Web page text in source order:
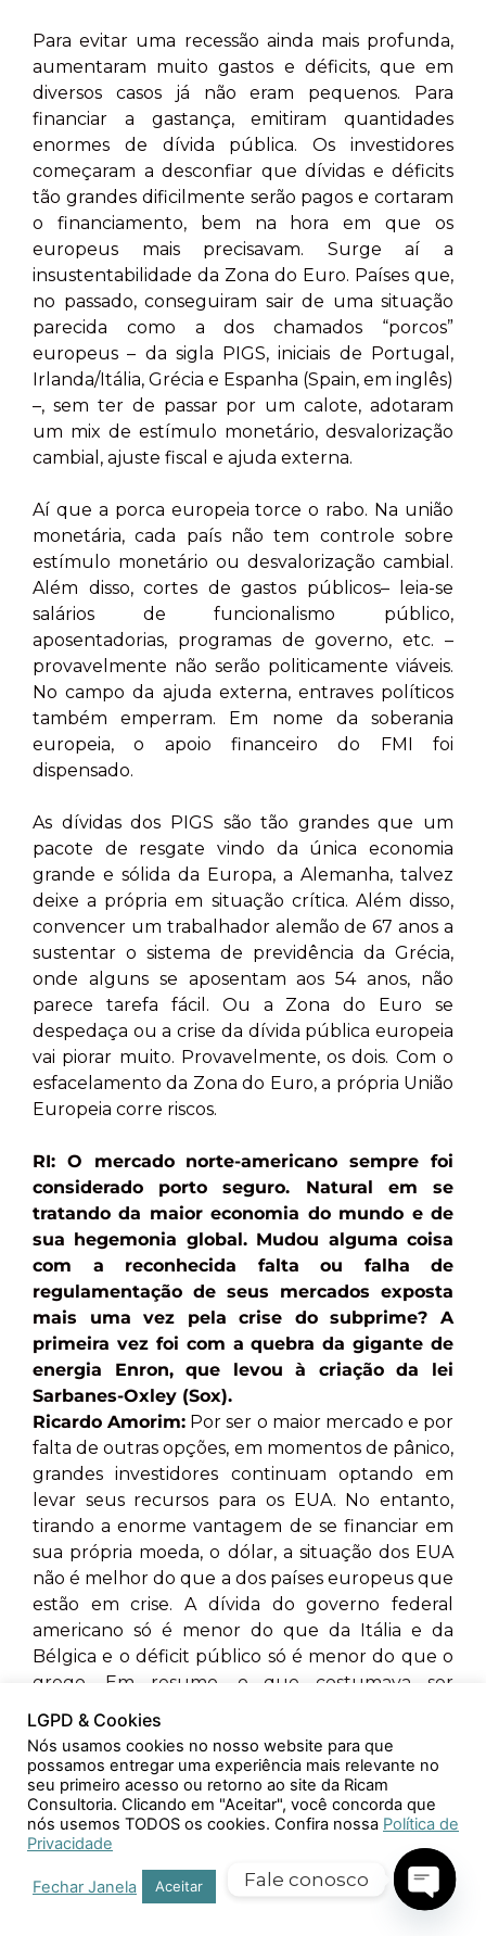
Para evitar uma recessão ainda mais profunda,
aumentaram muito gastos e déficits, que em
diversos casos já não eram pequenos. Para
financiar a gastança, emitiram quantidades
enormes de dívida pública. Os investidores
começaram a desconfiar que dívidas e déficits
tão grandes dificilmente serão pagos e cortaram
o financiamento, bem na hora em que os
europeus mais precisavam. Surge aí a
insustentabilidade da Zona do Euro. Países que,
no passado, conseguiram sair de uma situação
parecida como a dos chamados “porcos”
europeus – da sigla PIGS, iniciais de Portugal,
Irlanda/Itália, Grécia e Espanha (Spain, em inglês)
–, sem ter de passar por um calote, adotaram
um mix de estímulo monetário, desvalorização
cambial, ajuste fiscal e ajuda externa.
Aí que a porca europeia torce o rabo. Na união
monetária, cada país não tem controle sobre
estímulo monetário ou desvalorização cambial.
Além disso, cortes de gastos públicos– leia-se
salários de funcionalismo público,
aposentadorias, programas de governo, etc. –
provavelmente não serão politicamente viáveis.
No campo da ajuda externa, entraves políticos
também emperram. Em nome da soberania
europeia, o apoio financeiro do FMI foi
dispensado.
As dívidas dos PIGS são tão grandes que um
pacote de resgate vindo da única economia
grande e sólida da Europa, a Alemanha, talvez
deixe a própria em situação crítica. Além disso,
convencer um trabalhador alemão de 67 anos a
sustentar o sistema de previdência da Grécia,
onde alguns se aposentam aos 54 anos, não
parece tarefa fácil. Ou a Zona do Euro se
despedaça ou a crise da dívida pública europeia
vai piorar muito. Provavelmente, os dois. Com o
esfacelamento da Zona do Euro, a própria União
Europeia corre riscos.
RI: O mercado norte-americano sempre foi
considerado porto seguro. Natural em se
tratando da maior economia do mundo e de
sua hegemonia global. Mudou alguma coisa
com a reconhecida falta ou falha de
regulamentação de seus mercados exposta
mais uma vez pela crise do subprime? A
primeira vez foi com a quebra da gigante de
energia Enron, que levou à criação da lei
Sarbanes-Oxley (Sox).
Ricardo Amorim: Por ser o maior mercado e por
falta de outras opções, em momentos de pânico,
grandes investidores continuam optando em
levar seus recursos para os EUA. No entanto,
tirando a enorme vantagem de se financiar em
sua própria moeda, o dólar, a situação dos EUA
não é melhor do que a dos países europeus que
estão em crise. A dívida do governo federal
americano só é menor do que da Itália e da
Bélgica e o déficit público só é menor do que o
grego. Em resumo, o que costumava ser
títulos do Tesouro americanos em momentos
de crise, hoje não passa de fuga para liquidez.
RI: Neste sentido, com o provável
rebaixamento pelas agências de risco, do
rating dos títulos do Tesouro norte-
americano, você acredita que, neste cenário,
a China começará a se desfazer de suas
LGPD & Cookies
Nós usamos cookies no nosso website para que
possamos entregar uma experiência mais relevante no
seu primeiro acesso ou retorno ao site da Ricam
Consultoria. Clicando em "Aceitar", você concorda que
nós usemos TODOS os cookies. Confira nossa Política de
Privacidade
Fechar Janela Aceitar Fale conosco